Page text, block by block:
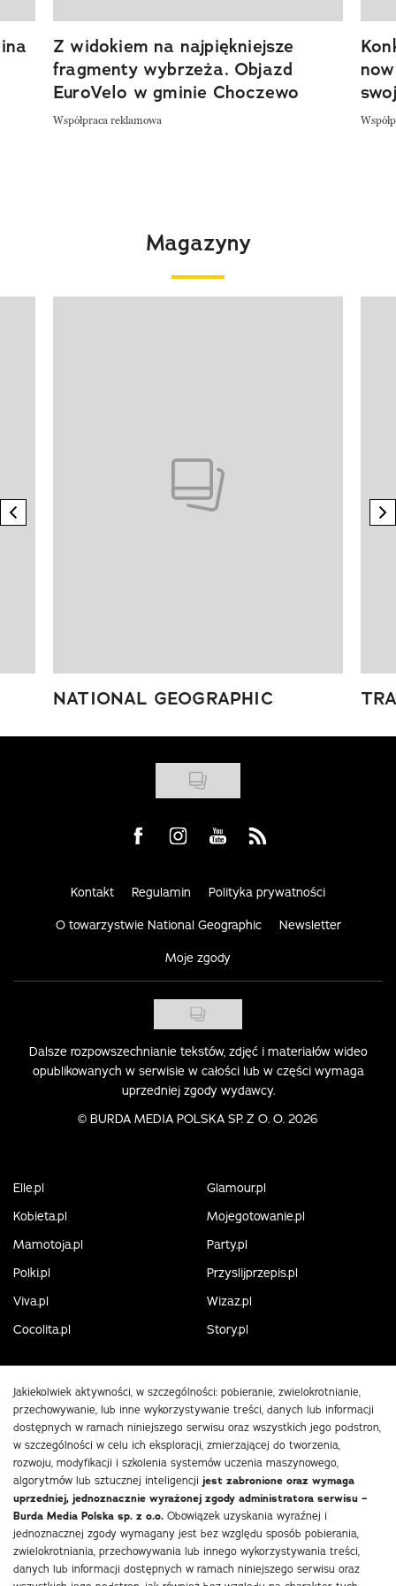
Z widokiem na najpiękniejsze
fragmenty wybrzeża. Objazd
EuroVelo w gminie Choczewo
Współpraca reklamowa
Magazyny
previous element
NATIONAL GEOGRAPHIC
Visit us on Facebook
Visit us on Instagram
Visit us on Youtube
Visit us on Rss
Kontakt Regulamin Polityka prywatności
O towarzystwie National Geographic Newsletter
Moje zgody
Dalsze rozpowszechnianie tekstów, zdjęć i materiałów wideo
opublikowanych w serwisie w całości lub w części wymaga
uprzedniej zgody wydawcy.
© BURDA MEDIA POLSKA SP. Z O. O. 2026
Elle.pl
Glamour.pl
Kobieta.pl
Mojegotowanie.pl
Mamotoja.pl
Party.pl
Polki.pl
Przyslijprzepis.pl
Viva.pl
Wizaz.pl
Cocolita.pl
Story.pl
Jakiekolwiek aktywności, w szczególności: pobieranie, zwielokrotnianie,
przechowywanie, lub inne wykorzystywanie treści, danych lub informacji
dostępnych w ramach niniejszego serwisu oraz wszystkich jego podstron,
w szczególności w celu ich eksploracji, zmierzającej do tworzenia,
rozwoju, modyfikacji i szkolenia systemów uczenia maszynowego,
algorytmów lub sztucznej inteligencji jest zabronione oraz wymaga
uprzedniej, jednoznacznie wyrażonej zgody administratora serwisu –
Burda Media Polska sp. z o.o. Obowiązek uzyskania wyraźnej i
jednoznacznej zgody wymagany jest bez względu sposób pobierania,
zwielokrotniania, przechowywania lub innego wykorzystywania treści,
danych lub informacji dostępnych w ramach niniejszego serwisu oraz